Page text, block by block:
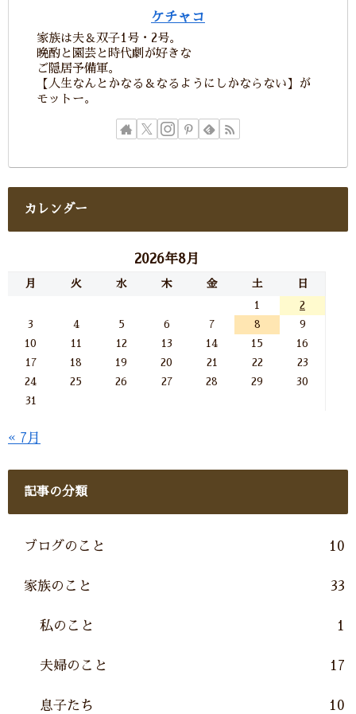
ケチャコ
家族は夫＆双子1号・2号。
晩酌と園芸と時代劇が好きな
ご隠居予備軍。
【人生なんとかなる＆なるようにしかならない】が
モットー。
カレンダー
2026年8月
月 火 水 木 金 土 日
1
2
3
4 5 6 7 8
9
10
11 12 13 14 15
16
17
18 19 20 21 22
23
24
25 26 27 28 29
30
31
« 7月
記事の分類
ブログのこと 10
家族のこと 33
私のこと 1
夫婦のこと 17
息子たち 10